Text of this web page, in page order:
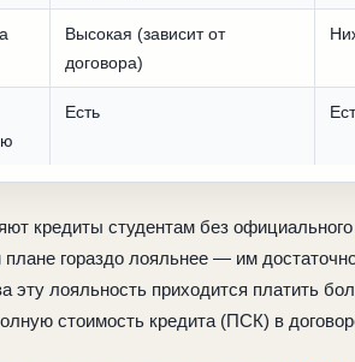
Высокая (зависит от
договора)
Есть
кредиты студентам без
плане гораздо лояльнее — им
эту лояльность приходится платить
стоимость кредита (ПСК) в